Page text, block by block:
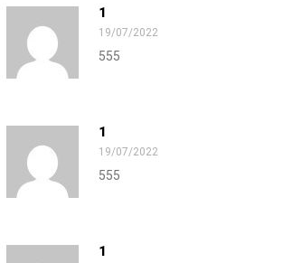
1
19/07/2022
555
1
19/07/2022
555
1